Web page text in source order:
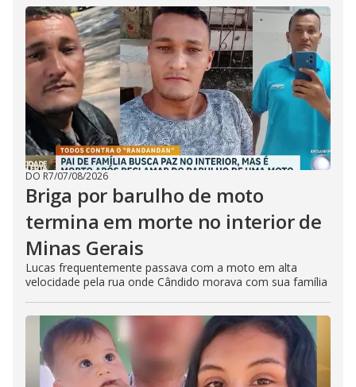
DO R7/07/08/2026
Briga por barulho de moto
termina em morte no interior de
Minas Gerais
Lucas frequentemente passava com a moto em alta
velocidade pela rua onde Cândido morava com sua família